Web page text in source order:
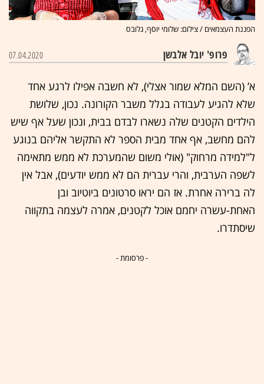
הפגנת העצמאים / צילום: שלומי יוסף, גלובס
פרופ' יובל אלבשן 07.04.2020
א’ (השם המלא שמור אצלי), לא חשבה אפילו לרגע אחד
שלא להגיע לעבודה בגלל משבר הקורונה. נכון, שלושת
הילדים הקטנים שלה נשארו לבדם בבית, ונכון שעל אף שיש
להם מחשב, אף אחד מבית הספר לא התקשר אליהם בנוגע
ל"למידה מרחוק" (אולי משום שהמערכת לא ממש מתאימה
לשפה הערבית, והרי עברית הם לא ממש יודעים), אבל אין
לה ברירה אחרת. אז הם יראו סרטונים ביוטיוב ובן
האחת-עשרה יחמם אוכל לקטנים, אמרה לעצמה בתקווה
שיסתדרו.
- פרסומת -